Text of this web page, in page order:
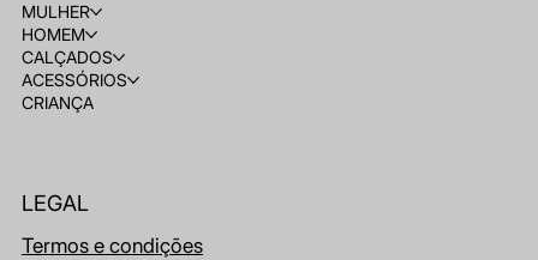
MULHER
HOMEM
CALÇADOS
ACESSÓRIOS
CRIANÇA
LEGAL
Termos e condições